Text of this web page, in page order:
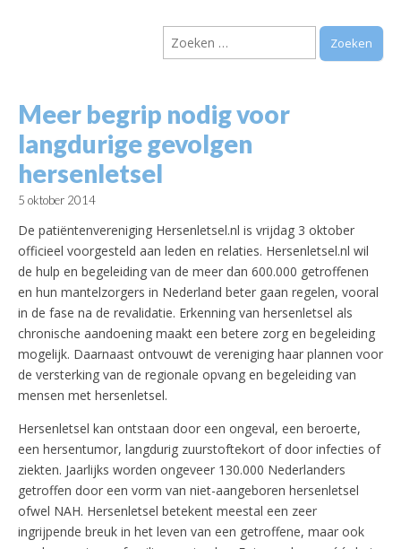
Vereniging
Arnhem e.o.
Zoeken
naar:
Meer begrip nodig voor
langdurige gevolgen
hersenletsel
5 oktober 2014
De patiëntenvereniging Hersenletsel.nl is vrijdag 3 oktober
officieel voorgesteld aan leden en relaties. Hersenletsel.nl wil
de hulp en begeleiding van de meer dan 600.000 getroffenen
en hun mantelzorgers in Nederland beter gaan regelen, vooral
in de fase na de revalidatie. Erkenning van hersenletsel als
chronische aandoening maakt een betere zorg en begeleiding
mogelijk. Daarnaast ontvouwt de vereniging haar plannen voor
de versterking van de regionale opvang en begeleiding van
mensen met hersenletsel.
Hersenletsel kan ontstaan door een ongeval, een beroerte,
een hersentumor, langdurig zuurstoftekort of door infecties of
ziekten. Jaarlijks worden ongeveer 130.000 Nederlanders
getroffen door een vorm van niet-aangeboren hersenletsel
ofwel NAH. Hersenletsel betekent meestal een zeer
ingrijpende breuk in het leven van een getroffene, maar ook